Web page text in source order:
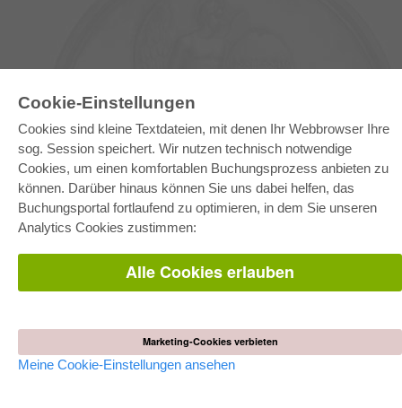
Cookie-Einstellungen
Cookies sind kleine Textdateien, mit denen Ihr Webbrowser Ihre
sog. Session speichert. Wir nutzen technisch notwendige
Cookies, um einen komfortablen Buchungsprozess anbieten zu
können. Darüber hinaus können Sie uns dabei helfen, das
Buchungsportal fortlaufend zu optimieren, in dem Sie unseren
Analytics Cookies zustimmen:
Alle Cookies erlauben
Marketing-Cookies verbieten
Meine Cookie-Einstellungen ansehen
E-COLLECTION
Gesamtpaket
Fachbereichspakete
Pick & Choose
Bereitstellung von E-Books
Häufig gestellte Fragen (FAQ)
AGB
AUTOR WERDEN